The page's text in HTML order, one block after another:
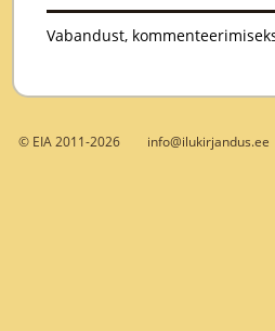
Vabandust,
© EIA 2011-2026 info@ilukirjandus.ee